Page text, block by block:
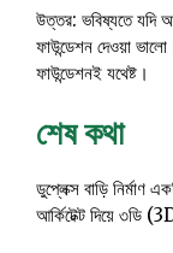
উত্তর: ভবিষ্যতে যদি
ফাউন্ডেশন দেওয়া
ফাউন্ডেশনই যথেষ্ট।
শেষ কথা
ডুপ্লেক্স বাড়ি নির্মাণ
আর্কিটেক্ট দিয়ে ৩ডি